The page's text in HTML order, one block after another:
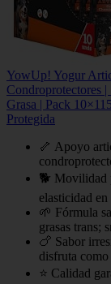
YowUp! Yogur
Condroprotectores
Grasa | Pack
Protegida
🦴 Apoyo
🐕 Movilidad
elasticidad
🌱 Fórmula
grasas trans;
🍗 Sabor
disfruta
⭐ Calidad